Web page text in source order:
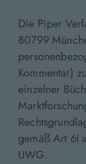
Die Piper
80799
Kommentar)
einzelner
gemäß Art 6I
UWG.